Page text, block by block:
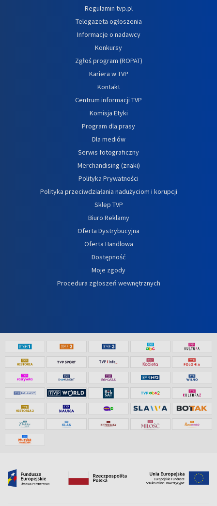
Regulamin tvp.pl
Telegazeta ogłoszenia
Informacje o nadawcy
Konkursy
Zgłoś program (ROPAT)
Kariera w TVP
Kontakt
Centrum informacji TVP
Komisja Etyki
Program dla prasy
Dla mediów
Serwis fotograficzny
Merchandising (znaki)
Polityka Prywatności
Polityka przeciwdziałania nadużyciom i korupcji
Sklep TVP
Biuro Reklamy
Oferta Dystrybucyjna
Oferta Handlowa
Dostępność
Moje zgody
Procedura zgłoszeń wewnętrznych